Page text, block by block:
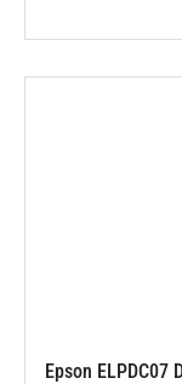
Epson ELPDC07